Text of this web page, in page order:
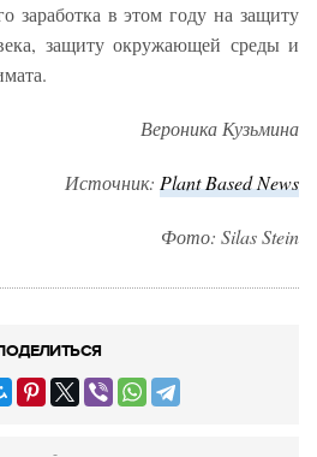
заработка в этом году на защиту
защиту окружающей среды и
Вероника Кузьмина
Источник: PlantBasedNews
Фото: Silas Stein